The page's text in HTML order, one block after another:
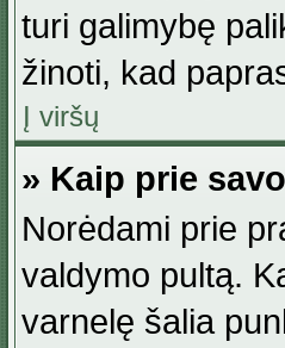
turi galimybę
žinoti, kad
Į viršų
» Kaip prie
Norėdami prie
valdymo pultą.
varnelę šalia